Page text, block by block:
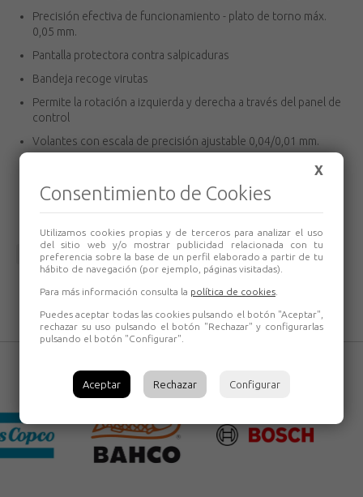
Precisión efectiva de funcionamiento - plato de torno máx.
0,05 mm.
Pantalla protectora contra salpicaduras
Bandeja recoge virutas
Permite la rotación a izquierda y derecha a través del panel de
control
Volantes con escala de precisión ajustable 0,04/0,01 mm.
Incluye también plato de 3 garras Ø 80 mm, contrapunto fijo
MT 1, porta-útil doble, kit de ruedas de cambio, informe de
conformidad CE.
Volver
X
Consentimiento de Cookies
Utilizamos cookies propias y de terceros para analizar el uso
del sitio web y/o mostrar publicidad relacionada con tu
preferencia sobre la base de un perfil elaborado a partir de tu
hábito de navegación (por ejemplo, páginas visitadas).
Para más información consulta la política de cookies
Puedes aceptar todas las cookies pulsando el botón "Aceptar",
rechazar su uso pulsando el botón "Rechazar" y configurarlas
pulsando el botón "Configurar".
Aceptar Rechazar Configurar